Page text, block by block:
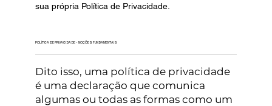
sua própria Política de Privacidade.
POLÍTICA DE PRIVACIDADE - NOÇÕES FUNDAMENTAIS
Dito isso, uma política de privacidade
é uma declaração que comunica
algumas ou todas as formas como um